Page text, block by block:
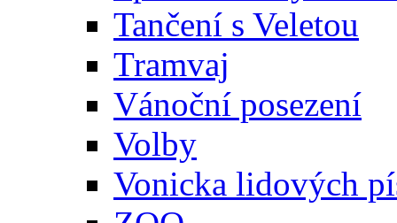
Tančení s Veletou
Tramvaj
Vánoční posezení
Volby
Vonicka lidových